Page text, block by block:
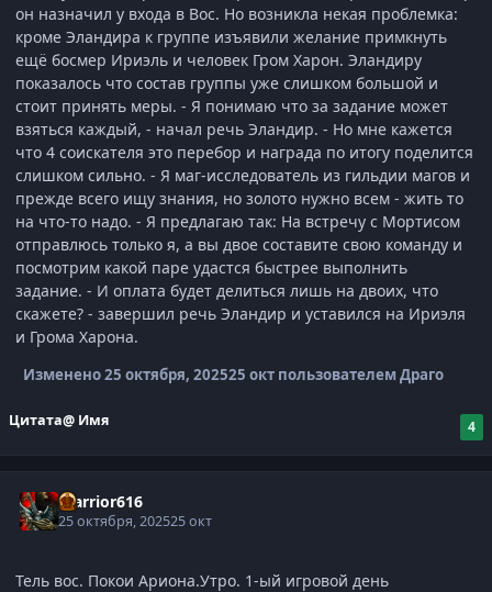
он назначил у входа в Вос. Но возникла некая проблемка:
кроме Эландира к группе изъявили желание примкнуть
ещё босмер Ириэль и человек Гром Харон. Эландиру
показалось что состав группы уже слишком большой и
стоит принять меры. - Я понимаю что за задание может
взяться каждый, - начал речь Эландир. - Но мне кажется
что 4 соискателя это перебор и награда по итогу поделится
слишком сильно. - Я маг-исследователь из гильдии магов и
прежде всего ищу знания, но золото нужно всем - жить то
на что-то надо. - Я предлагаю так: На встречу с Мортисом
отправлюсь только я, а вы двое составите свою команду и
посмотрим какой паре удастся быстрее выполнить
задание. - И оплата будет делиться лишь на двоих, что
скажете? - завершил речь Эландир и уставился на Ириэля
и Грома Харона.
Изменено25 октября, 202525 октпользователем Драго
Цитата@ Имя 4
Warrior616
25 октября, 202525 окт
Тель вос. Покои Ариона.Утро. 1-ый игровой день